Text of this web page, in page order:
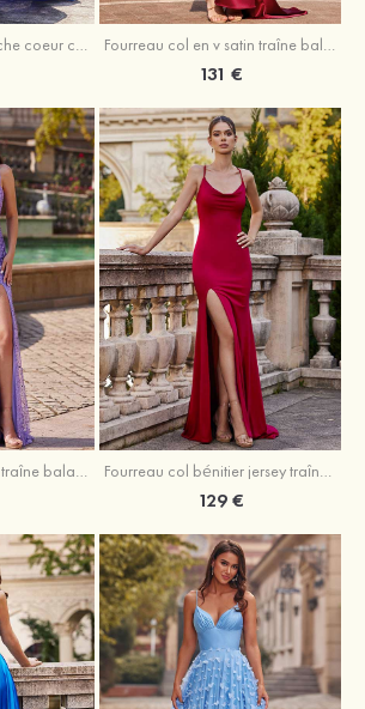
Trumpette/Sirène cache coeur charmeuse traîne balayage robe de bal Fourreau col en v satin traîne balayage robe de bal
131 €
Fourreau carrée tulle traîne balayage robe de bal Fourreau col bénitier jersey traîne balayage robe de bal
129 €